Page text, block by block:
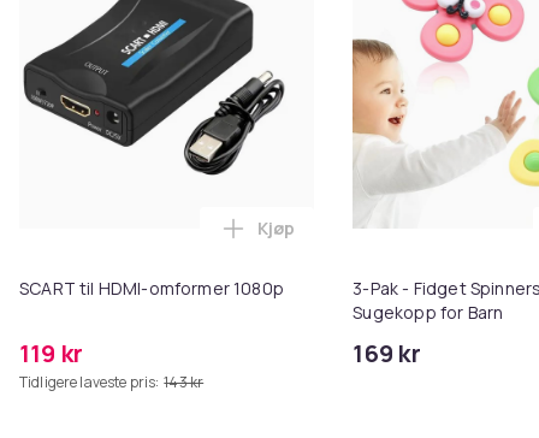
S (Beige)
Vekt, gram
55
Artikkel nr.
1b8b9c0c-b952-5507-b48c-887c55b7a3ff
SCART til HDMI-omformer 1080p
119 kr
Tidligere laveste pris: 143 kr
Legg SCART til HDMI-omformer
Kjøp
3-Pak - Fidget
Sugekopp for Barn
169 kr